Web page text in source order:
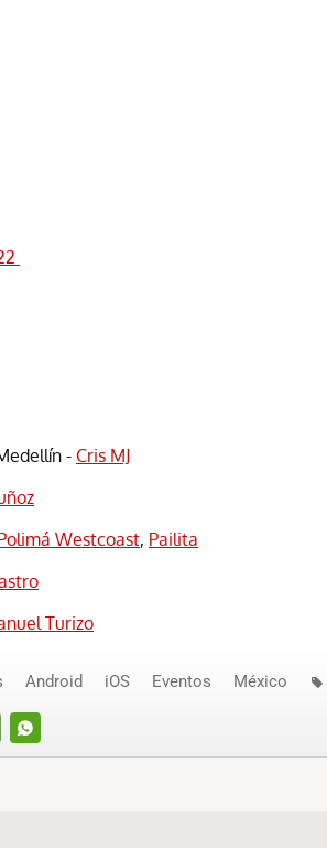
- Cris MJ
Westcoast, Pailita
Turizo
WHATSAPP
Android iOS Eventos México